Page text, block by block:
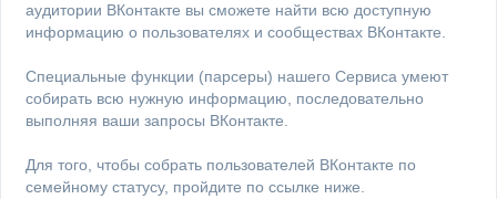
аудитории ВКонтакте вы сможете найти всю доступную
информацию о пользователях и сообществах ВКонтакте.
Специальные функции (парсеры) нашего Сервиса умеют
собирать всю нужную информацию, последовательно
выполняя ваши запросы ВКонтакте.
Для того, чтобы собрать пользователей ВКонтакте по
семейному статусу, пройдите по ссылке ниже.